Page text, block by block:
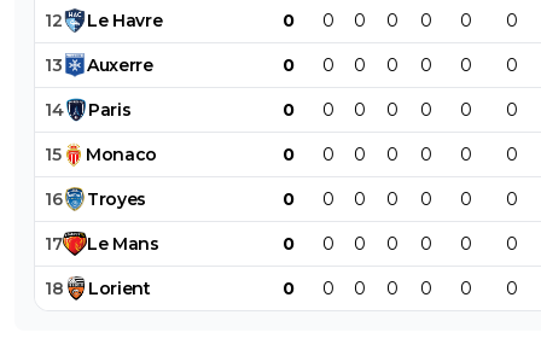
12 Le Havre 0 0 0 0 0 0 0
13 Auxerre 0 0 0 0 0 0 0
14 Paris 0 0 0 0 0 0 0
15 Monaco 0 0 0 0 0 0 0
16 Troyes 0 0 0 0 0 0 0
17 Le Mans 0 0 0 0 0 0 0
18 Lorient 0 0 0 0 0 0 0